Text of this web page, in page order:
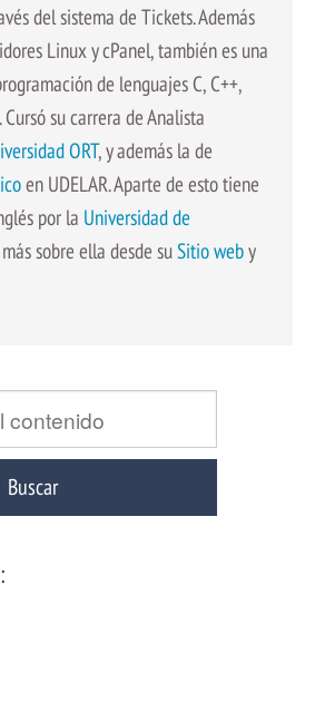
del sistema de Tickets. Además
Linux y cPanel, también es una
de lenguajes C, C++,
Cursó su carrera de Analista
ORT, y además la de
en UDELAR. Aparte de esto tiene
por la Universidad de
sobre ella desde su Sitio weby